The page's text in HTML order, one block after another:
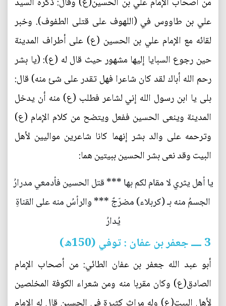
علي بن طاووس في (اللهوف على قتلى الطفوف). وخبر
لقائه مع الإمام علي بن الحسين (ع) على أطراف المدينة
حين رجوع السبايا إليها مشهور حيث قال له (ع): (يا بشر
رحم الله أباك لقد كان شاعرا فهل تقدر على شئ منه) قال:
بلى يا ابن رسول الله إني لشاعر فطلب (ع) منه أن يدخل
المدينة وينعى الحسين ففعل ويتضح من كلام الإمام (ع)
وترحمه على والد بشر إنهما كانا شاعرين مواليين لأهل
البيت وقد نعى بشر الحسين ببيتين هما:
يا أهل يثري لا مقام لكم بها *** قتل الحسين فأدمعي مدرارُ
الجسمُ منه بـ (كربلاء) مضرّجٌ *** والرأسُ منه على القناةِ
يُدارُ
3 ــــ جعفر بن عفان : توفي (150ه)
أبو عبد الله جعفر بن عفان الطائي: من أصحاب الإمام
الصادق(ع) وكان مقربا منه ومن شعراء الكوفة المخلصين